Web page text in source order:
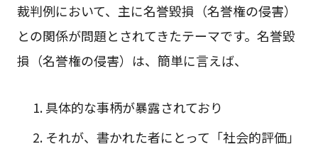
裁判例において、主に名誉毀損（名誉権の侵害）
との関係が問題とされてきたテーマです。名誉毀
損（名誉権の侵害）は、簡単に言えば、
具体的な事柄が暴露されており
それが、書かれた者にとって「社会的評価」